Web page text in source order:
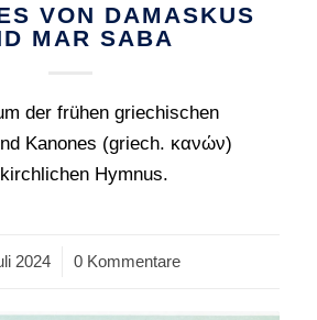
VON DAMASKUS
MAR SABA
der frühen griechischen
Kanones (griech. κανών)
Hymnus.
2024 0 Kommentare